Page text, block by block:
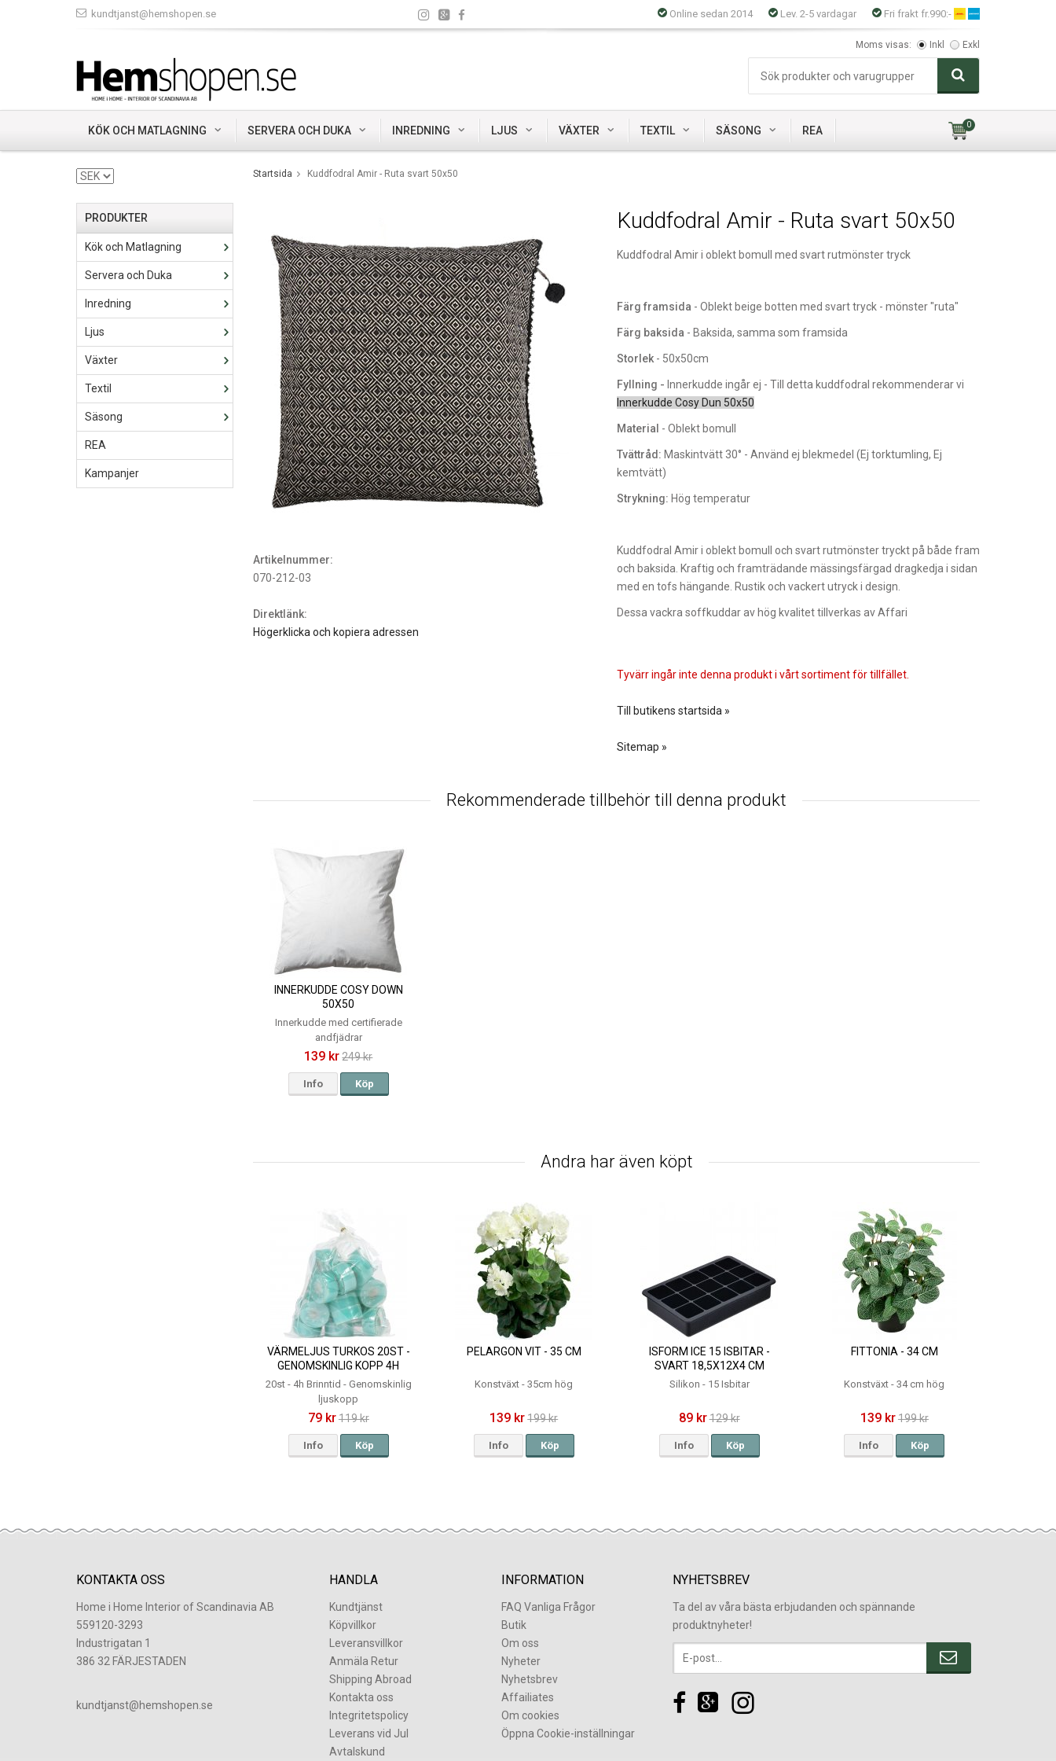
kundtjanst@hemshopen.se Online sedan 2014 Lev. 2-5 vardagar Fri frakt fr.990:-
Moms visas: Inkl Exkl
KÖK OCH MATLAGNING SERVERA OCH DUKA INREDNING LJUS VÄXTER TEXTIL SÄSONG REA 0
PRODUKTER
Kök och Matlagning
Servera och Duka
Inredning
Ljus
Växter
Textil
Säsong
REA
Kampanjer
Startsida Kuddfodral Amir - Ruta svart 50x50
Kuddfodral Amir - Ruta svart 50x50
Kuddfodral Amir i oblekt bomull med svart rutmönster tryck
Färg framsida - Oblekt beige botten med svart tryck - mönster "ruta"
Färg baksida - Baksida, samma som framsida
Storlek- 50x50cm
Fyllning - Innerkudde ingår ej - Till detta kuddfodral rekommenderar vi
Innerkudde Cosy Dun 50x50
Material - Oblekt bomull
Tvättråd: Maskintvätt 30° - Använd ej blekmedel (Ej torktumling, Ej
kemtvätt)
Strykning: Hög temperatur
Kuddfodral Amir i oblekt bomull och svart rutmönster tryckt på både fram
och baksida. Kraftig och framträdande mässingsfärgad dragkedja i sidan
med en tofs hängande. Rustik och vackert utryck i design.
Dessa vackra soffkuddar av hög kvalitet tillverkas av Affari
Tyvärr ingår inte denna produkt i vårt sortiment för tillfället.
Till butikens startsida »
Sitemap »
Artikelnummer:
070-212-03
Direktlänk:
Högerklicka och kopiera adressen
Rekommenderade tillbehör till denna produkt
INNERKUDDE COSY DOWN
50X50
Innerkudde med certifierade
andfjädrar
139 kr 249 kr
Info Köp
Andra har även köpt
VÄRMELJUS TURKOS 20ST -
GENOMSKINLIG KOPP 4H
20st - 4h Brinntid - Genomskinlig
ljuskopp
79 kr119 kr
Info Köp
PELARGON VIT - 35 CM
Konstväxt - 35cm hög
139 kr 199 kr
Info Köp
ISFORM ICE 15 ISBITAR -
SVART 18,5X12X4 CM
Silikon - 15 Isbitar
89 kr129 kr
Info Köp
FITTONIA - 34 CM
Konstväxt - 34 cm hög
139 kr199 kr
Info Köp
KONTAKTA OSS
Home i Home Interior of Scandinavia AB
559120-3293
Industrigatan 1
386 32 FÄRJESTADEN
​kundtjanst@hemshopen.se
HANDLA
Kundtjänst
Köpvillkor
Leveransvillkor
Anmäla Retur
Shipping Abroad
Kontakta oss
Integritetspolicy
Leverans vid Jul
Avtalskund
INFORMATION
FAQ Vanliga Frågor
Butik
Om oss
Nyheter
Nyhetsbrev
Affailiates
Om cookies
Öppna Cookie-inställningar
NYHETSBREV
Ta del av våra bästa erbjudanden och spännande
produktnyheter!